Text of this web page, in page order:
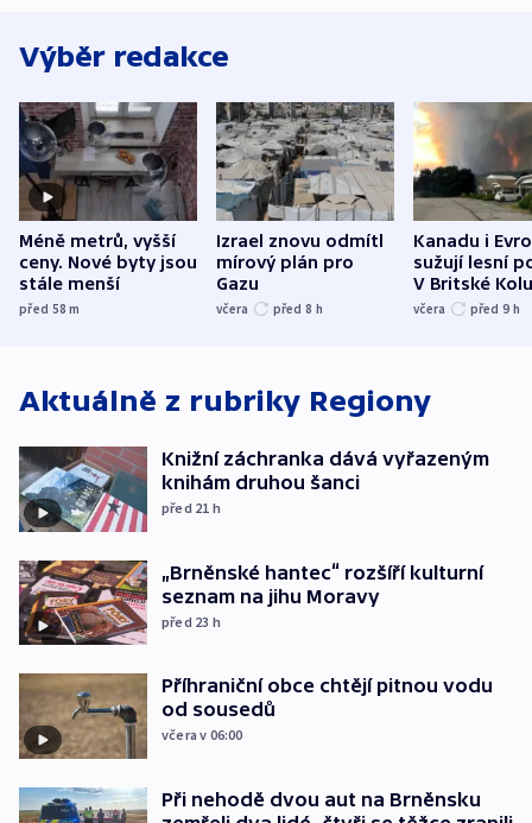
Výběr redakce
Méně metrů, vyšší
ceny. Nové byty jsou
stále menší
před 58m
Izrael znovu odmítl
mírový plán pro
Gazu
včera před 8 h
Kanadu i
sužují lesní
V Britské
evakuovali
včera před 9 h
Aktuálně z rubriky Regiony
Knižní záchranka dává vyřazeným
knihám druhou šanci
před 21 h
„Brněnské hantec“ rozšíří kulturní
seznam na jihu Moravy
před 23 h
Příhraniční obce chtějí pitnou vodu
od sousedů
včera v 06:00
Při nehodě dvou aut na Brněnsku